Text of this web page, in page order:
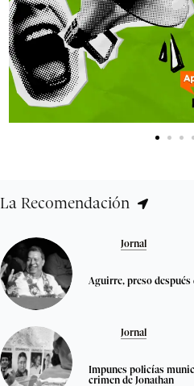
La Recomendación
Jornal
Aguirre, preso
Jornal
Impunes policías
crimen de Jonathan